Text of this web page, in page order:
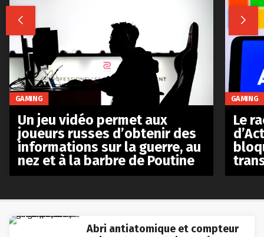
Abri antiatomique et compteur
 
GAMING
Un jeu vidéo permet aux
joueurs russes d’obtenir des
informations sur la guerre, au
nez et à la barbre de Poutine
GAMING
Le